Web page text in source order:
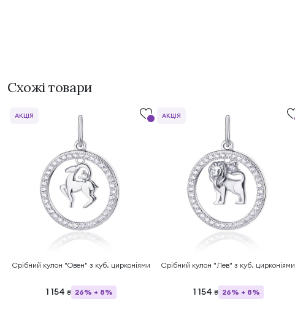
Схожі товари
Срібний кулон "Овен" з куб. цирконіями
1 154 ₴ 26% + 8%
АКЦІЯ
Срібний кулон "Лев" з куб. цирконіями
1 154 ₴ 26% + 8%
АКЦІЯ